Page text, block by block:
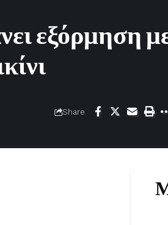
εξόρμηση
Share